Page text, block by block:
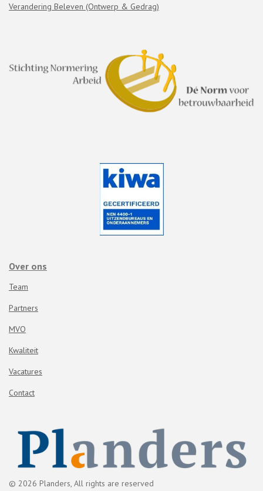
Verandering Beleven (Ontwerp & Gedrag)
Over ons
Team
Partners
MVO
Kwaliteit
Vacatures
Contact
© 2026 Planders, All rights are reserved